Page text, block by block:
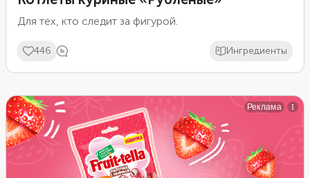
Для тех, кто следит за фигурой.
446 Ингредиенты